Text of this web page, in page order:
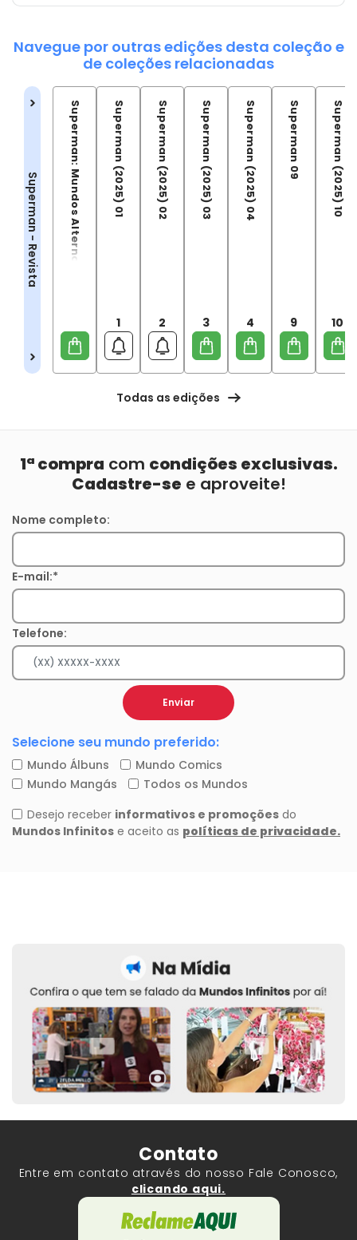
Navegue por outras edições desta coleção e
de coleções relacionadas
Superman - Revista Superman: Mundos Alternativos Superman (2025) 01
1
Superman (2025) 02
2
Superman (2025) 03
3
Superman (2025) 04
4
Superman 09
9
Superman (2025) 10
10
Todas as edições
Contato
Entre em contato através do nosso Fale Conosco,
clicando aqui.